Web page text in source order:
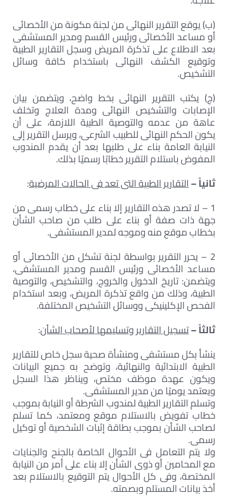
(ب) يوقع التقرير النهائى من لجنة مكونة من الأخصائى
أو مساعد الأخصائى ورئيس القسم ومدير المستشفى
بعد الاطلاع على تذكرة المريض وسجل التقارير الطبية
وتوقيع الكشف النهائى باستخدام كافة وسائل
التشخيص.
(ج) يكتب التقرير النهائى بخط واضح، ويتضمن بيان
الإصابات والتشخيص النهائى ومدة العلاج وتخلف
عاهة من عدمه والتوصية الطبية اللازمة، على أن
يكون الحكم النهائى للطبيب الشرعى، ويرسل التقرير إلى
النيابة العامة بناء على طلبها بعد أن يقدم المندوب
المفوض باستلام التقرير خطابًا رسميًا بذلك.
ثانياً –التقارير الطبية التى تعد فى الحالات المرضية:
1 – لا تصدر هذه التقارير إلا بناء على خطاب رسمى من
جهة ذات صفة أو بناء على طلب من صاحب الشأن
بخطاب موقع منه وموجه لمدير المستشفى.
2 – يحرر التقرير بواسطة لجنة تشكل من الأخصائى أو
مساعد الأخصائى ورئيس القسم ومدير المستشفى،
ويتضمن: تاريخ الدخول والخروج، والتشخيص، والتوصية
الطبية، وذلك من واقع تذكرة المريض، وبعد استخدام
الفحص الإكلينيكى ووسائل التشخيص المختلفة.
ثالثاً –تسجيل التقارير وتسليمها لأصحاب الشأن:
ينشأ بكل مستشفى ومنشأة صحية سجل خاص للتقارير
الطبية الابتدائية والنهائية، وتوضح به جميع البيانات
ويكون عهدة موظف مختص، ويناظر هذا السجل
ويعتمد يوميًا من مدير المستشفى.
وتسلم التقارير الطبية لمندوب الشرطة أو النيابة بموجب
خطاب تفويض بالاستلام موقع ومعتمد، كما تسلم
لصاحب الشأن بموجب بطاقة إثبات الشخصية أو توكيل
رسمى.
ولا يتم التعامل فى الأحوال الخاصة بالجنح والجنايات
مع المحامين أو ذوى الشأن إلا بناء على أمر من النيابة
المختصة، وفى كل الأحوال يتم التوقيع بالاستلام بعد
أخذ بيانات المستلم وبصمته.